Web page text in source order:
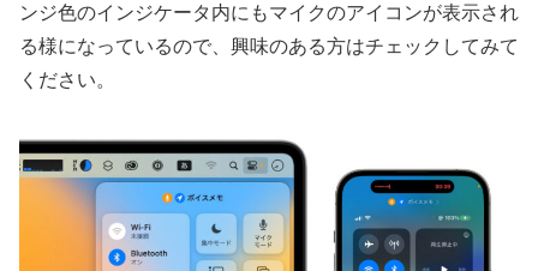
ンジ色のインジケータ内にもマイクのアイコンが表示され
る様になっているので、興味のある方はチェックしてみて
ください。